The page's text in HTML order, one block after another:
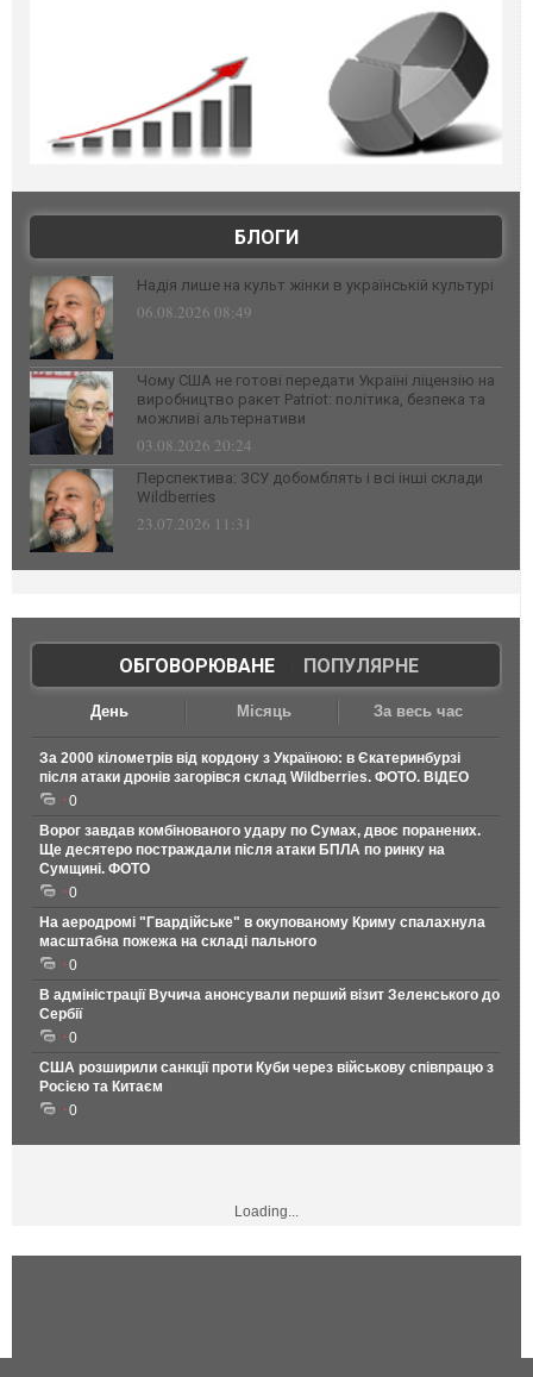
БЛОГИ
Надія лише на культ жінки в українській культурі
06.08.2026 08:49
Чому США не готові передати Україні ліцензію на
виробництво ракет Patriot: політика, безпека та
можливі альтернативи
03.08.2026 20:24
Перспектива: ЗСУ добомблять і всі інші склади
Wildberries
23.07.2026 11:31
ОБГОВОРЮВАНЕ| ПОПУЛЯРНЕ
День Місяць За весь час
За 2000 кілометрів від кордону з Україною: в Єкатеринбурзі
після атаки дронів загорівся склад Wildberries. ФОТО. ВІДЕО
0
Ворог завдав комбінованого удару по Сумах, двоє поранених.
Ще десятеро постраждали після атаки БПЛА по ринку на
Сумщині. ФОТО
0
На аеродромі "Гвардійське" в окупованому Криму спалахнула
масштабна пожежа на складі пального
0
В адміністрації Вучича анонсували перший візит Зеленського до
Сербії
0
США розширили санкції проти Куби через військову співпрацю з
Росією та Китаєм
0
Loading...